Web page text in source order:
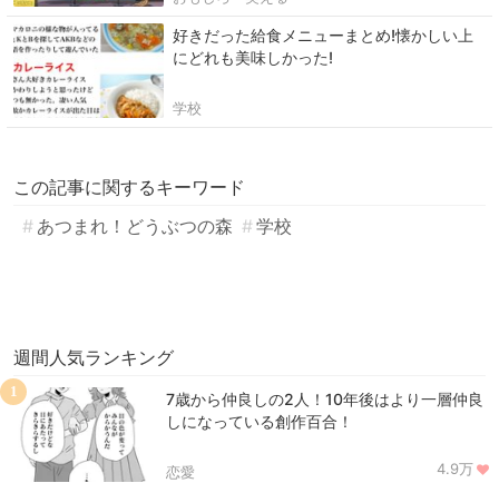
好きだった給食メニューまとめ!懐かしい上
にどれも美味しかった!
学校
この記事に関するキーワード
あつまれ！どうぶつの森
学校
週間人気ランキング
7歳から仲良しの2人！10年後はより一層仲良
しになっている創作百合！
恋愛 4.9万
1